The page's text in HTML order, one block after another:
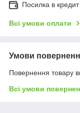
Посилка в
Всі умови оплати
Умови
Повернення товару
Всі умови